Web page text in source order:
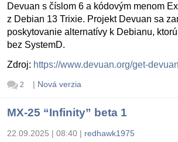
Devuan s číslom 6 a kódovým menom
z Debian 13 Trixie. Projekt Devuan sa
poskytovanie alternatívy k Debianu,
bez SystemD.
Zdroj: https://www.devuan.org/get-devuan
2 | Nová verzia
MX-25 “Infinity” beta 1
22.09.2025 | 08:40 | redhawk1975